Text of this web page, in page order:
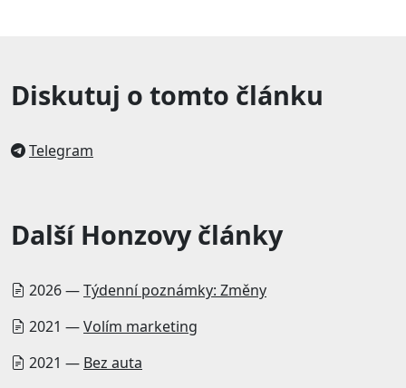
Diskutuj o tomto článku
Telegram
Další Honzovy články
2026 —Týdenní poznámky: Změny
2021 —Volím marketing
2021 — Bez auta